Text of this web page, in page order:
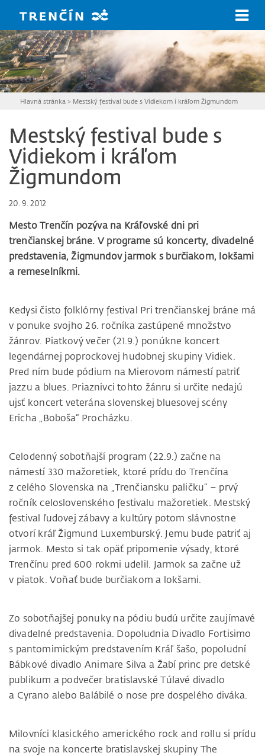
Hlavná stránka > Mestský festival bude s Vidiekom i kráľom Žigmundom
Mestský festival bude s
Vidiekom i kráľom
Žigmundom
20. 9. 2012
Mesto Trenčín pozýva na Kráľovské dni pri
trenčianskej bráne. V programe sú koncerty, divadelné
predstavenia, Žigmundov jarmok s burčiakom, lokšami
a remeselníkmi.
Kedysi čisto folklórny festival Pri trenčianskej bráne má
v ponuke svojho 26. ročníka zastúpené množstvo
žánrov. Piatkový večer (21.9.) ponúkne koncert
legendárnej poprockovej hudobnej skupiny Vidiek.
Pred ním bude pódium na Mierovom námestí patriť
jazzu a blues. Priaznivci tohto žánru si určite nedajú
ujsť koncert veterána slovenskej bluesovej scény
Ericha „Boboša“ Procházku.
Celodenný sobotňajší program (22.9.) začne na
námestí 330 mažoretiek, ktoré prídu do Trenčína
z celého Slovenska na „Trenčiansku paličku“ – prvý
ročník celoslovenského festivalu mažoretiek. Mestský
festival ľudovej zábavy a kultúry potom slávnostne
otvorí kráľ Žigmund Luxemburský. Jemu bude patriť aj
jarmok. Mesto si tak opäť pripomenie výsady, ktoré
Trenčínu pred 600 rokmi udelil. Jarmok sa začne už
v piatok. Voňať bude burčiakom a lokšami.
Zo sobotňajšej ponuky na pódiu budú určite zaujímavé
divadelné predstavenia. Dopoludnia Divadlo Fortisimo
s pantomimickým predstavením Kráľ šašo, popoludní
Bábkové divadlo Animare Silva a Žabí princ pre detské
publikum a podvečer bratislavské Túlavé divadlo
a Cyrano alebo Balábilé o nose pre dospelého diváka.
Milovníci klasického amerického rock and rollu si prídu
na svoje na koncerte bratislavskej skupiny The